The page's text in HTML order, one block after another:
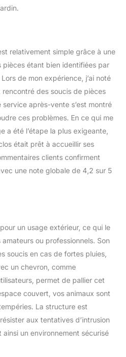
structure) IDÉAL POUR 4
10 poules. Ses grandes
dimensions offriront à
vos animaux une liberté
de mouvement et un
espace optimal pour leur
plus grand confort
SOLIDE : conçu et
fabriqué de qualité en
acier galvanisé plus épais
(châssis tubulaire Ø 32
resserré hexagonal
plus de sécurité
MONTAGE FACILE :
manuel d'assemblage
pouvez compléter cette
volière en installant un
poulailler bois à l'intérieur
pour permettant la ponte
récolter de bons oeufs
frais tous les jours
relativement simple grâce à une
pièces étant bien identifiées par
de mon expérience, j’ai noté
des soucis de pièces
après-vente s’est montré
ces problèmes. En ce qui me
a été l’étape la plus exigeante,
était prêt à accueillir ses
clients confirment
une note globale de 4,2 sur 5
un usage extérieur, ce qui le
ou professionnels. Son
soucis en cas de fortes pluies,
un chevron, comme
permet de pallier cet
couvert, vos animaux sont
La structure est
aux tentatives d’intrusion
un environnement sécurisé